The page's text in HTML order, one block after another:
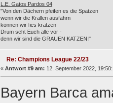
L.E. Gatos Pardos 04
"Von den Dächern pfeifen es die Spatzen
wenn wir die Krallen ausfahrn
können wir fies kratzen
Drum seht Euch alle vor -
denn wir sind die GRAUEN KATZEN!"
Re: Champions League 22/23
« Antwort #9 am: 12. September 2022,
Bayern Barca